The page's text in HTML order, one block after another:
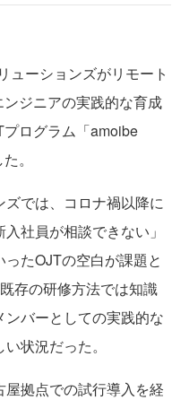
ーションズがリモート
ジニアの実践的な育成
ログラム「amoibe
。
では、コロナ禍以降に
社員が相談できない」
ったOJTの空白が課題と
存の研修方法では知識
バーとしての実践的な
状況だった。
拠点での試行導入を経